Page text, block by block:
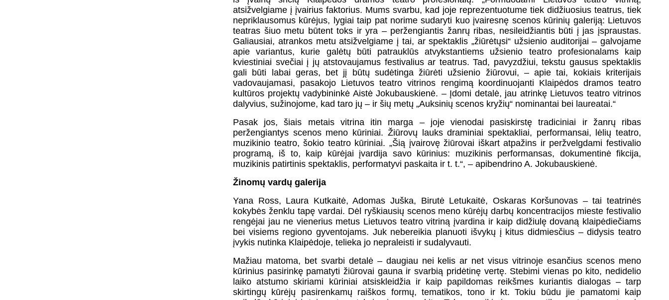
atsižvelgiame į įvairius faktorius. Mums svarbu, kad joje reprezentuotume tiek didžiuosius teatrus, tiek
nepriklausomus kūrėjus, lygiai taip pat norime sudaryti kuo įvairesnę scenos kūrinių galeriją: Lietuvos
teatras šiuo metu būtent toks ir yra – peržengiantis žanrų ribas, nesileidžiantis būti į jas įspraustas.
Galiausiai, atrankos metu atsižvelgiame į tai, ar spektaklis „žiūrėtųsi“ užsienio auditorijai – galvojame
apie variantus, kurie galėtų būti patrauklūs atvykstantiems užsienio teatro profesionalams kaip
kviestiniai svečiai į jų atstovaujamus festivalius ar teatrus. Tad, pavyzdžiui, tekstu gausus spektaklis
gali būti labai geras, bet jį būtų sudėtinga žiūrėti užsienio žiūrovui, – apie tai, kokiais kriterijais
vadovaujamasi, pasakojo Lietuvos teatro vitrinos rengimą koordinuojanti Klaipėdos dramos teatro
kultūros projektų vadybininkė Aistė Jokubauskienė. – Įdomi detalė, jau atrinkę Lietuvos teatro vitrinos
dalyvius, sužinojome, kad taro jų – ir šių metų „Auksinių scenos kryžių“ nominantai bei laureatai.“
Pasak jos, šiais metais vitrina itin marga – joje vienodai pasiskirstę tradiciniai ir žanrų ribas
peržengiantys scenos meno kūriniai. Žiūrovų lauks draminiai spektakliai, performansai, lėlių teatro,
muzikinio teatro, šokio teatro kūriniai. „Šią įvairovę žiūrovai iškart atpažins ir peržvelgdami festivalio
programą, iš to, kaip kūrėjai įvardija savo kūrinius: muzikinis performansas, dokumentinė fikcija,
muzikinis patirtinis spektaklis, performatyvi paskaita ir t. t.“, – apibendrino A. Jokubauskienė.
Žinomų vardų galerija
Yana Ross, Laura Kutkaitė, Adomas Juška, Birutė Letukaitė, Oskaras Koršunovas – tai teatrinės
kokybės ženklu tapę vardai. Dėl ryškiausių scenos meno kūrėjų darbų koncentracijos mieste festivalio
rengėjai jau ne vienerius metus Lietuvos teatro vitriną įvardina ir kaip didžiulę dovaną klaipėdiečiams
bei visiems regiono gyventojams. Juk nebereikia planuoti išvykų į kitus didmiesčius – didysis teatro
įvykis nutinka Klaipėdoje, telieka jo nepraleisti ir sudalyvauti.
Mažiau matoma, bet svarbi detalė – daugiau nei kelis ar net visus vitrinoje esančius scenos meno
kūrinius pasirinkę pamatyti žiūrovai gauna ir svarbią pridėtinę vertę. Stebimi vienas po kito, nedidelio
laiko atstumo skiriami kūriniai atsiskleidžia ir kaip papildomas reikšmes kuriantis dialogas – tarp
skirtingų kūrėjų pasirenkamų raiškos formų, tematikos, tono ir kt. Tokiu būdu jie pamatomi kaip